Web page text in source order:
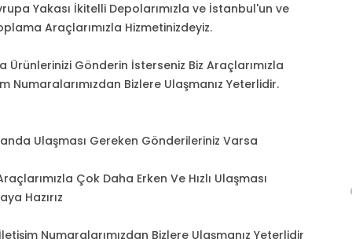
Yakası İkitelli Depolarımızla ve İstanbul'un ve
Araçlarımızla Hizmetinizdeyiz.
Ürünlerinizi Gönderin İsterseniz Biz Araçlarımızla
Numaralarımızdan Bizlere Ulaşmanız Yeterlidir.
Ulaşması Gereken Gönderileriniz Varsa
Çok Daha Erken Ve Hızlı Ulaşması
Hazırız
Numaralarımızdan Bizlere Ulaşmanız Yeterlidir